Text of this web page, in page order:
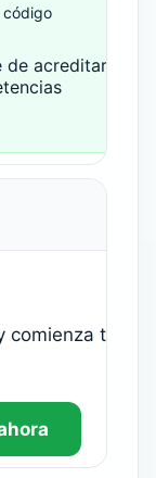
código
acreditar tu
tu